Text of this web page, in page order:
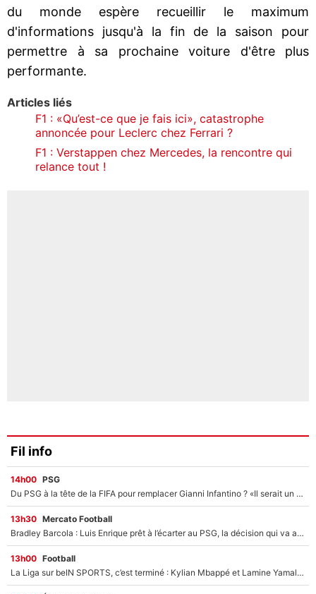
du monde espère recueillir le maximum
d'informations jusqu'à la fin de la saison pour
permettre à sa prochaine voiture d'être plus
performante.
Articles liés
F1 : «Qu’est-ce que je fais ici», catastrophe
annoncée pour Leclerc chez Ferrari ?
F1 : Verstappen chez Mercedes, la rencontre qui
relance tout !
Fil info
14h00 PSG
Du PSG à la tête de la FIFA pour remplacer Gianni Infantino ? «Il serait un mauvais président», le patron de la Liga s'attaque à Nasser Al-Khelaïfi !
13h30 Mercato Football
Bradley Barcola : Luis Enrique prêt à l’écarter au PSG, la décision qui va accélérer son transfert à Liverpool ?
13h00 Football
La Liga sur beIN SPORTS, c’est terminé : Kylian Mbappé et Lamine Yamal changent de chaîne, «le moment était venu d'ouvrir un nouveau chapitre»